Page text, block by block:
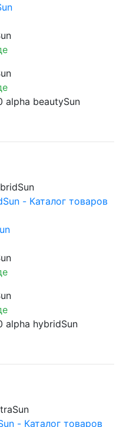
alpha beautySun
alpha hybridSun